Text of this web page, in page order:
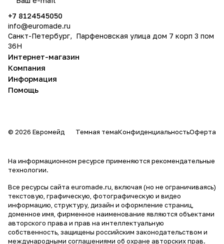
+7 8124545050
info@euromade.ru
Санкт-Петербург, Парфеновская улица дом 7 корп 3 пом
36Н
Интернет-магазин
Компания
Информация
Помощь
© 2026 Евромейд Темная темаКонфиденциальностьОферта
На информационном ресурсе применяются рекомендательные
технологии.
Все ресурсы сайта euromade.ru, включая (но не ограничиваясь)
текстовую, графическую, фотографическую и видео
информацию, структуру, дизайн и оформление страниц,
доменное имя, фирменное наименование являются объектами
авторского права и прав на интеллектуальную
собственность, защищены российским законодательством и
международными соглашениями об охране авторских прав.